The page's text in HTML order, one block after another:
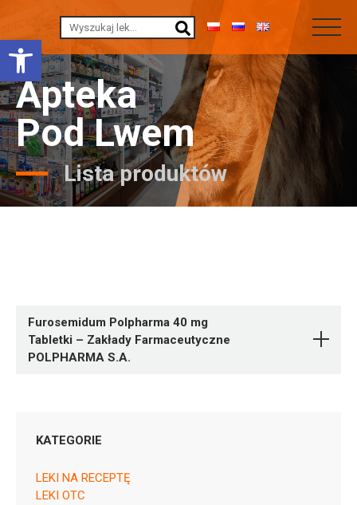
Otwórz pasek narzędzi
Apteka
Pod Lwem
Lista produktów
Furosemidum Polpharma 40 mg
Tabletki – Zakłady Farmaceutyczne
POLPHARMA S.A.
KATEGORIE
LEKI NA RECEPTĘ
LEKI OTC